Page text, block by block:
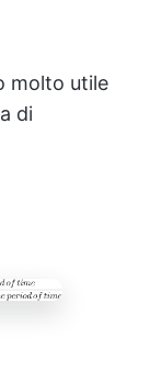
molto utile
di